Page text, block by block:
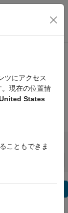
ョン メ
Notes
in page
Highlights
ツにアクセス
。現在の位置情
States
こともできま